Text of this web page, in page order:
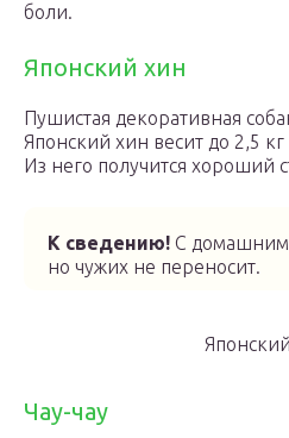
боли.
Японский хин
Пушистая декоративная
Японский хин весит до 2,5
Из него получится хороший
К сведению! С
но чужих не переносит.
Чау-чау